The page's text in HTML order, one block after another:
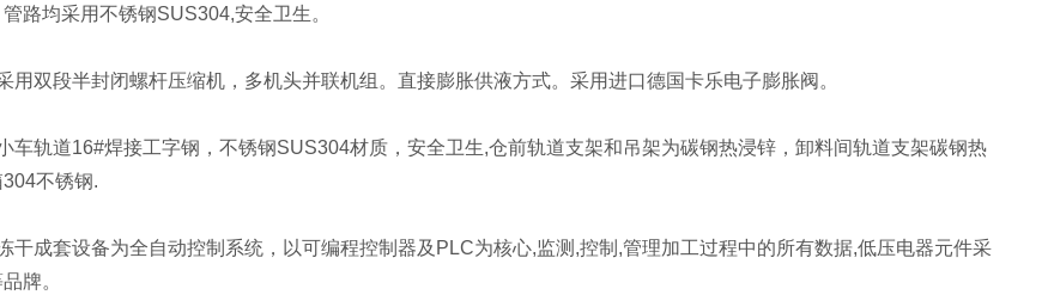
路均采用不锈钢SUS304,安全卫生。
双段半封闭螺杆压缩机，多机头并联机组。直接膨胀供液方式。采用进口德国卡乐电子膨胀阀。
轨道16#焊接工字钢，不锈钢SUS304材质，安全卫生,仓前轨道支架和吊架为碳钢热浸锌，卸料间轨道支架碳钢热
不锈钢.
成套设备为全自动控制系统，以可编程控制器及PLC为核心,监测,控制,管理加工过程中的所有数据,低压电器元件采
牌。